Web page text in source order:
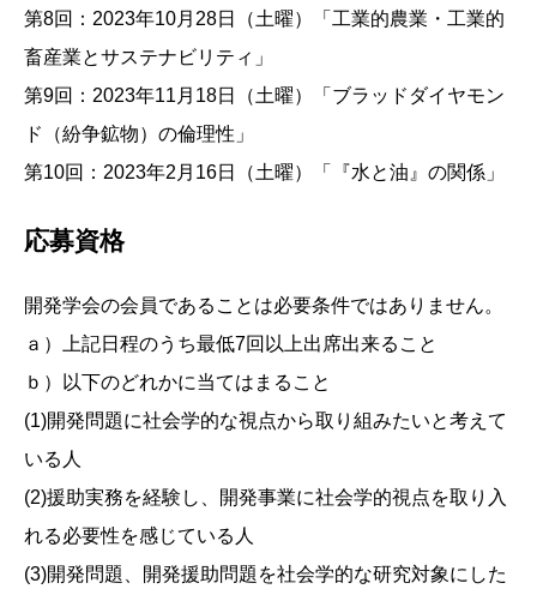
第8回：2023年10月28日（土曜）「工業的農業・工業的
畜産業とサステナビリティ」
第9回：2023年11月18日（土曜）「ブラッドダイヤモン
ド（紛争鉱物）の倫理性」
第10回：2023年2月16日（土曜）「『水と油』の関係」
応募資格
開発学会の会員であることは必要条件ではありません。
ａ）上記日程のうち最低7回以上出席出来ること
ｂ）以下のどれかに当てはまること
(1)開発問題に社会学的な視点から取り組みたいと考えて
いる人
(2)援助実務を経験し、開発事業に社会学的視点を取り入
れる必要性を感じている人
(3)開発問題、開発援助問題を社会学的な研究対象にした